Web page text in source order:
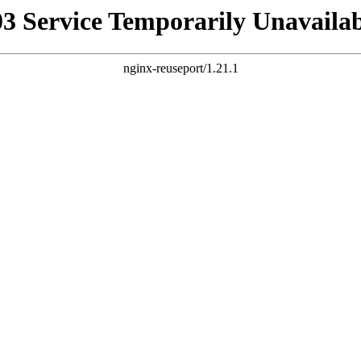
Service Temporarily
nginx-reuseport/1.21.1